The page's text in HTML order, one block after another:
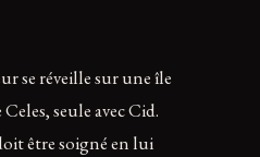
se réveille sur une île
seule avec Cid.
être soigné en lui